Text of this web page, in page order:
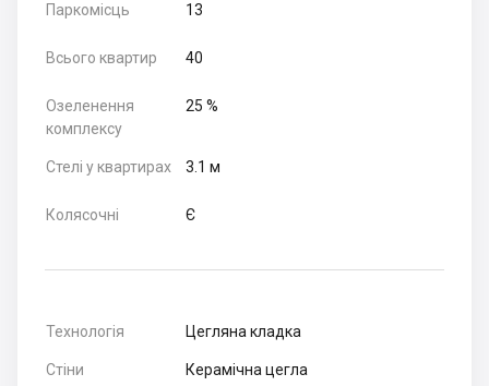
Паркомісць 13
Всього квартир 40
Озеленення
комплексу
25 %
Стелі у квартирах 3.1 м
Колясочні Є
Технологія Цегляна кладка
Стіни Керамічна цегла